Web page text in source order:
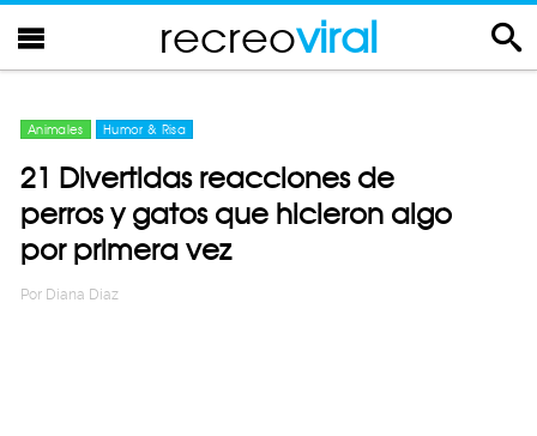
recreoviral
Animales Humor & Risa
21 Divertidas reacciones de
perros y gatos que hicieron algo
por primera vez
Por Diana Diaz